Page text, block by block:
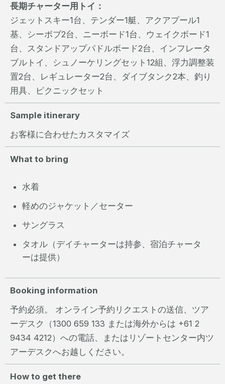
長期チャーター用トイ：
ジェットスキー1台、テンダー1艇、アクアプール1
基、シーボブ2台、ニーボード1台、ウェイクボード1
台、スタンドアップパドルボード2台、インフレータ
ブルトイ、シュノーケリングセット12組、浮力調整装
置2台、レギュレーター2台、ダイブタンク2本、釣り
用具、ピクニックセット
Sample itinerary
お客様に合わせたカスタマイズ
What to bring
水着
軽めのジャケット／セーター
サングラス
タオル（デイチャーターは持参、宿泊チャータ
ーは提供）
Booking information
予約必須。 オンライン予約リクエストの送信、ツア
ーデスク（1300 659 133 または海外からは +61 2
9434 4212）への電話、またはリゾートセンター内ツ
アーデスクへお越しください。
How to get there